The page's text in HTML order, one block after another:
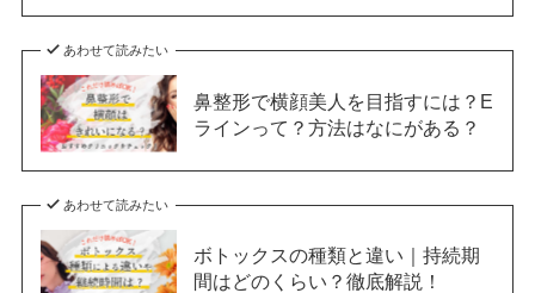
あわせて読みたい
鼻整形で横顔美人を目指すには？E
ラインって？方法はなにがある？
あわせて読みたい
ボトックスの種類と違い｜持続期
間はどのくらい？徹底解説！